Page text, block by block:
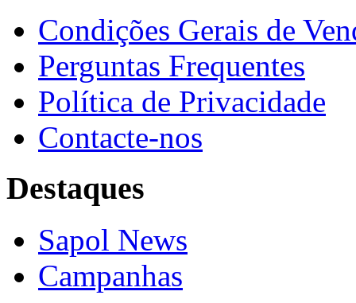
Condições Gerais de
Perguntas Frequentes
Política de Privacidade
Contacte-nos
Destaques
Sapol News
Campanhas